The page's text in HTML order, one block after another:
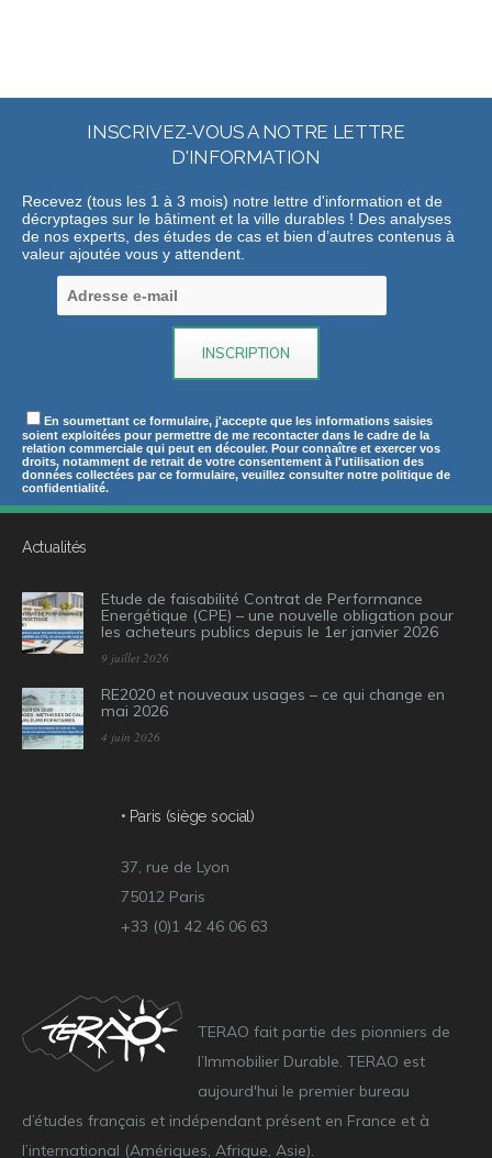
INSCRIVEZ-VOUS A NOTRE LETTRE
D'INFORMATION
Recevez (tous les 1 à 3 mois) notre lettre d'information et de
décryptages sur le bâtiment et la ville durables ! Des analyses
de nos experts, des études de cas et bien d’autres contenus à
valeur ajoutée vous y attendent.
En soumettant ce formulaire, j'accepte que les informations saisies
soient exploitées pour permettre de me recontacter dans le cadre de la
relation commerciale qui peut en découler. Pour connaître et exercer vos
droits, notamment de retrait de votre consentement à l'utilisation des
données collectées par ce formulaire, veuillez consulter notre politique de
confidentialité.
Actualités
Etude de faisabilité Contrat de Performance
Energétique (CPE) – une nouvelle obligation pour
les acheteurs publics depuis le 1er janvier 2026
9 juillet 2026
RE2020 et nouveaux usages – ce qui change en
mai 2026
4 juin 2026
• Paris (siège social)
37, rue de Lyon
75012 Paris
+33 (0)1 42 46 06 63
TERAO fait partie des pionniers de
l’Immobilier Durable. TERAO est
aujourd'hui le premier bureau
d’études français et indépendant présent en France et à
l’international (Amériques, Afrique, Asie).